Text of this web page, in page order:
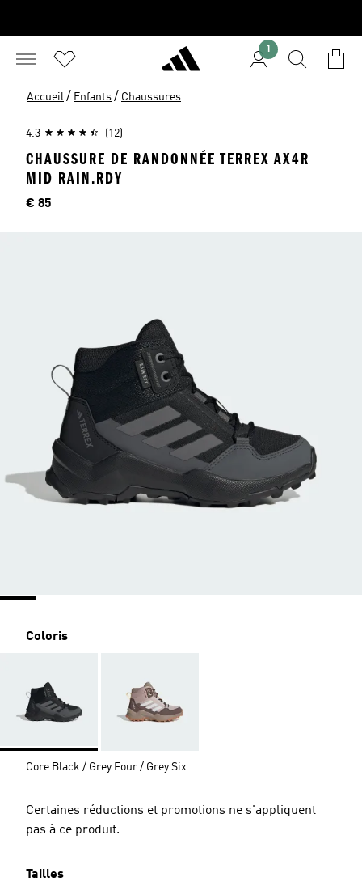
1
Accueil / Enfants / Chaussures
4.3 (12)
CHAUSSURE DE RANDONNÉE TERREX AX4R
MID RAIN.RDY
Price
€ 85
Coloris
Core Black / Grey Four / Grey Six
Certaines réductions et promotions ne s'appliquent
pas à ce produit.
Tailles